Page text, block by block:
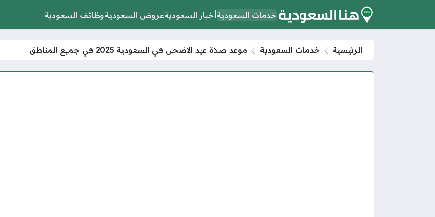
خدمات السعوديةأخبار السعوديةعروض السعوديةوظائف السعودية
الرئيسية خدمات السعودية موعد صلاة عيد الاضحى في السعودية 2025 في جميع المناطق